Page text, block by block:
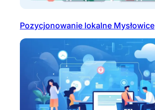
Pozycjonowanie lokalne Mysłowice